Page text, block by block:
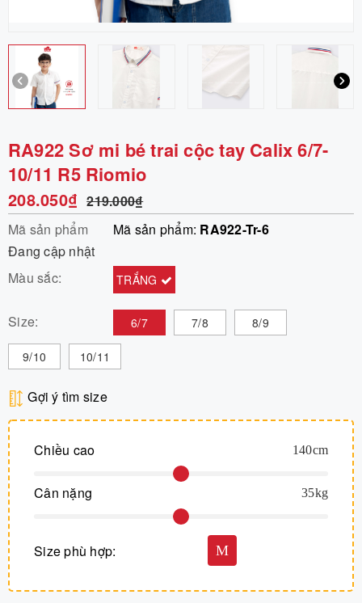
RA922 Sơ mi bé trai cộc tay Calix 6/7-
10/11 R5 Riomio
208.050₫ 219.000₫
Mã sản phẩm
Mã sản phẩm: RA922-Tr-6
Đang cập nhật
Màu sắc:
TRẮNG
Size: 6/7 7/8 8/9
9/10 10/11
Gợi ý tìm size
Chiều cao 140cm
Cân nặng 35kg
Size phù hợp: M